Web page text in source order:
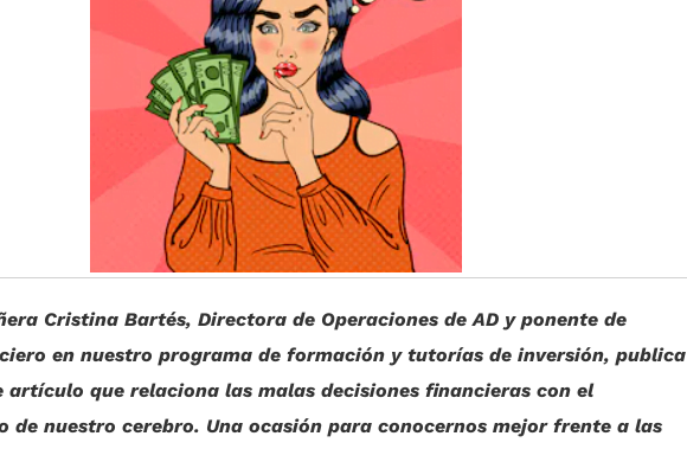
Cristina Bartés, Directora de Operaciones de AD y ponente de
en nuestro programa de formación y tutorías de inversión, publica
artículo que relaciona las malas decisiones financieras con el
de nuestro cerebro. Una ocasión para conocernos mejor frente a las